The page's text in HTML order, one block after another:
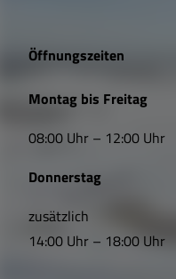
e
L
n
k
s
Öffnungszeiten
Montag bis Freitag
08:00 Uhr – 12:00 Uhr
Donnerstag
zusätzlich
14:00 Uhr – 18:00 Uhr